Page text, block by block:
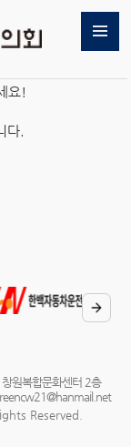
요!
다.
원복합문화센터 2층
Reserved.